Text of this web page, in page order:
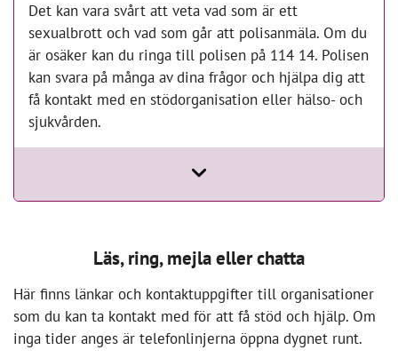
Det kan vara svårt att veta vad som är ett
sexualbrott och vad som går att polisanmäla. Om du
är osäker kan du ringa till polisen på 114 14. Polisen
kan svara på många av dina frågor och hjälpa dig att
få kontakt med en stödorganisation eller hälso- och
sjukvården.
Läs, ring, mejla eller chatta
Här finns länkar och kontaktuppgifter till organisationer
som du kan ta kontakt med för att få stöd och hjälp. Om
inga tider anges är telefonlinjerna öppna dygnet runt.